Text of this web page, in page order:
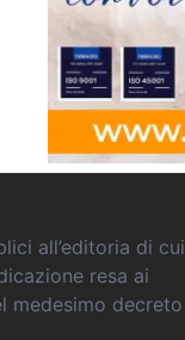
all’editoria di cui
resa ai
medesimo decreto